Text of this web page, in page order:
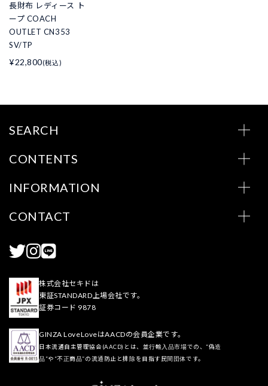
長財布 レディース ト
ープ COACH
OUTLET CN353
SV/TP
¥22,800(税込)
SEARCH
CONTENTS
INFORMATION
CONTACT
株式会社セキドは
東証STANDARD上場会社です。
証券コード 9878
GINZA LoveLoveはAACDの会員企業です。
日本流通自主管理協会(AACD)とは、並行輸入品市場での、“偽造
品”や“不正商品”の流通防止と排除を目指す民間団体です。